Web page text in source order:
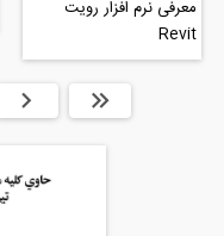
معرفی نرم افزار رویت
Revit
ابتدا قبلی